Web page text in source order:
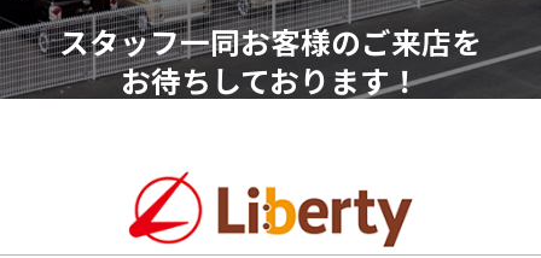
スタッフ一同お客様のご来店を
お待ちしております！